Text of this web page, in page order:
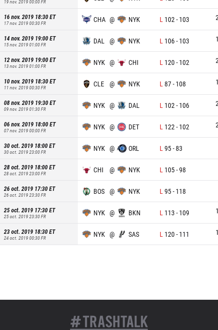
19 nov. 2019 00:00FR
16 nov. 2019 18:30ET
17 nov. 2019 00:30FR CHA @ NYK L 102 - 103
14 nov. 2019 19:00ET
15 nov. 2019 01:00FR DAL @ NYK L 106- 103
12 nov. 2019 19:00ET
13 nov. 2019 01:00FR NYK @ CHI L 120- 102
10 nov. 2019 18:30ET
11 nov. 2019 00:30FR CLE @ NYK L 87- 108
08 nov. 2019 19:30ET
09 nov. 2019 01:30FR NYK @ DAL L 102 - 106
06 nov. 2019 18:00ET
07 nov. 2019 00:00FR NYK @ DET L 122 - 102
30 oct. 2019 18:00ET
30 oct. 2019 23:00FR NYK @ ORL L 95-83
28 oct. 2019 18:00ET
28 oct. 2019 23:00FR CHI @ NYK L 105-98
26 oct. 2019 17:30ET
26 oct. 2019 23:30FR BOS @ NYK L 95- 118
25 oct. 2019 17:30ET
25 oct. 2019 23:30FR NYK @ BKN L 113 - 109
23 oct. 2019 18:30ET
24 oct. 2019 00:30FR NYK @ SAS L 120- 111